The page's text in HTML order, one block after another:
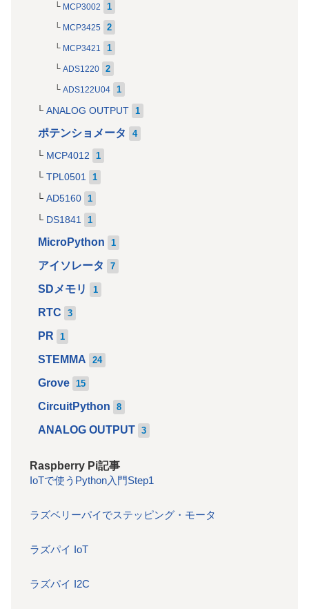
MCP3002 1
MCP3425 2
MCP3421 1
ADS1220 2
ADS122U04 1
ANALOG OUTPUT 1
ポテンショメータ 4
MCP4012 1
TPL0501 1
AD5160 1
DS1841 1
MicroPython 1
アイソレータ 7
SDメモリ 1
RTC 3
PR 1
STEMMA 24
Grove 15
CircuitPython 8
ANALOG OUTPUT 3
Raspberry Pi記事
IoTで使うPython入門Step1
ラズベリーパイでステッピング・モータ
ラズパイ IoT
ラズパイ I2C